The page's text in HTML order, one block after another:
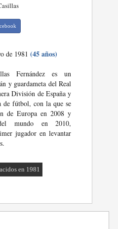
de 1981(45 años)
Fernández es un
y guardameta del Real
División de España y
de fútbol, con la que se
de Europa en 2008 y
mundo en 2010,
jugador en levantar
en 1981